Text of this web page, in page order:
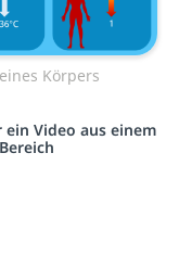
Körpers
ein Video aus einem